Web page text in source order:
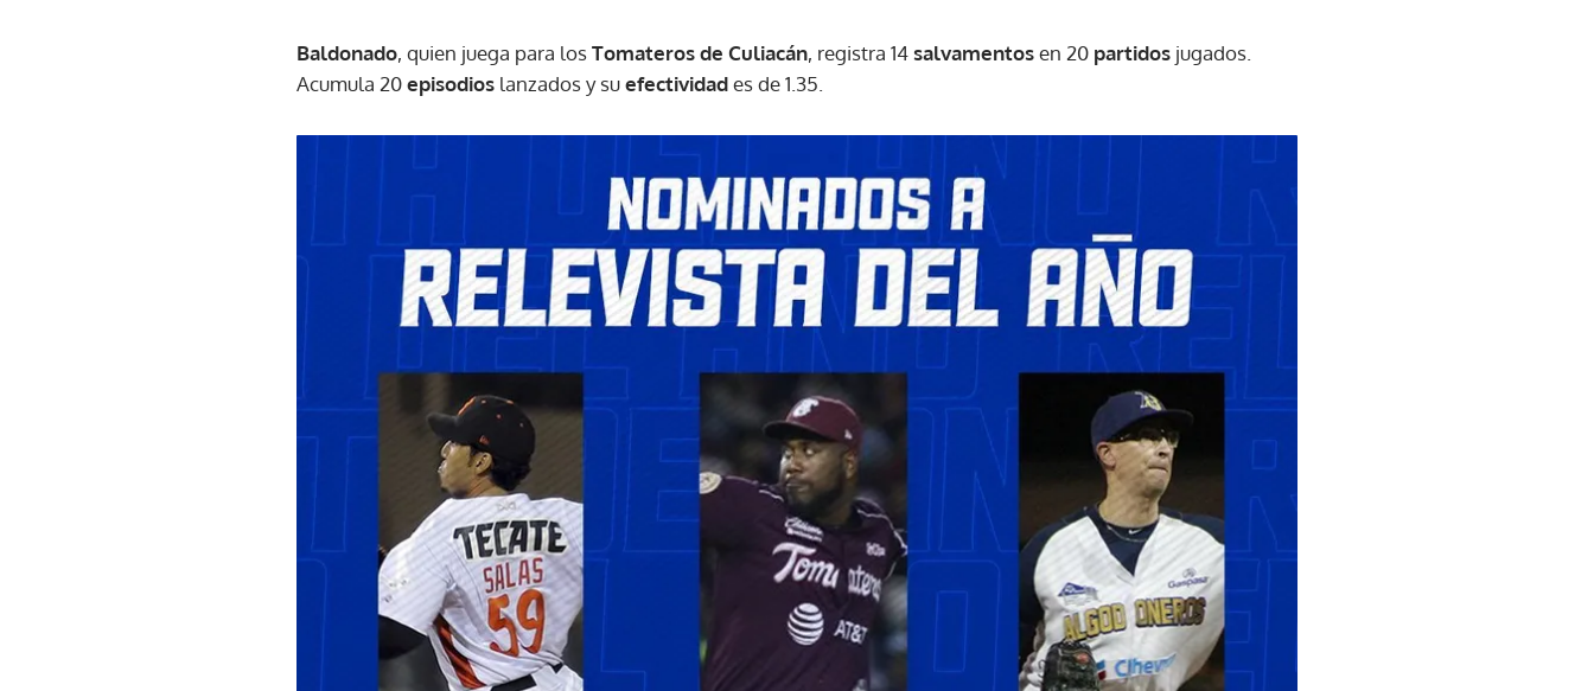
Baldonado, quien juega para losTomateros de Culiacán, registra 14salvamentosen 20 partidos jugados.
Acumula 20episodios lanzados y suefectividades de 1.35.